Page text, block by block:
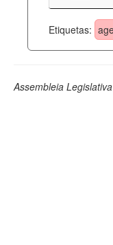
Legislação
Etiquetas:
Assembleia